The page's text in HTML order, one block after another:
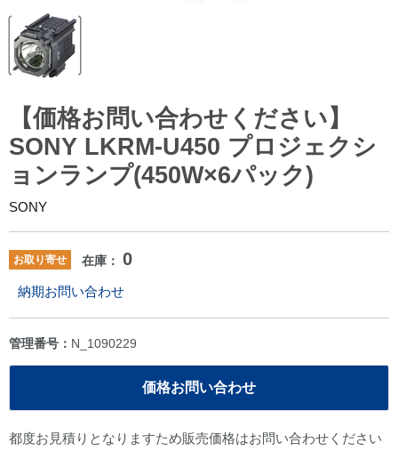
【価格お問い合わせください】
SONY LKRM-U450 プロジェクシ
ョンランプ(450W×6パック)
SONY
お取り寄せ 在庫： 0
納期お問い合わせ
管理番号： N_1090229
価格お問い合わせ
都度お見積りとなりますため販売価格はお問い合わせください